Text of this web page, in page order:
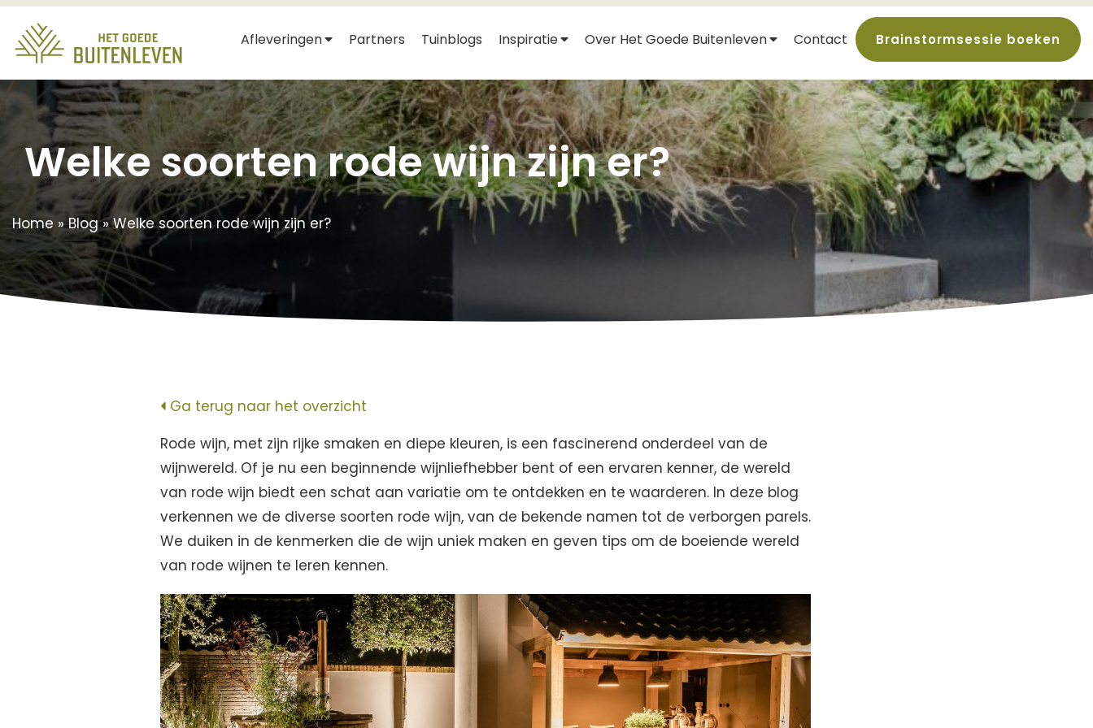
Afleveringen Partners Tuinblogs Inspiratie Over Het Goede Buitenleven Contact Brainstormsessie boeken
Welke soorten rode wijn zijn er?
Home »Blog»Welke soorten rode wijn zijn er?
Ga terug naar het overzicht
Rode wijn, met zijn rijke smaken en diepe kleuren, is een fascinerend onderdeel van de
wijnwereld. Of je nu een beginnende wijnliefhebber bent of een ervaren kenner, de wereld
van rode wijn biedt een schat aan variatie om te ontdekken en te waarderen. In deze blog
verkennen we de diverse soorten rode wijn, van de bekende namen tot de verborgen parels.
We duiken in de kenmerken die de wijn uniek maken en geven tips om de boeiende wereld
van rode wijnen te leren kennen.